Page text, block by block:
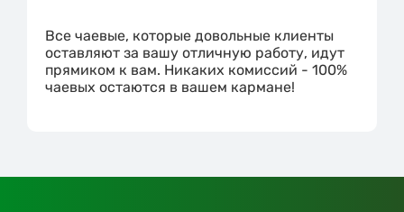
Все чаевые, которые довольные клиенты
оставляют за вашу отличную работу, идут
прямиком к вам. Никаких комиссий - 100%
чаевых остаются в вашем кармане!